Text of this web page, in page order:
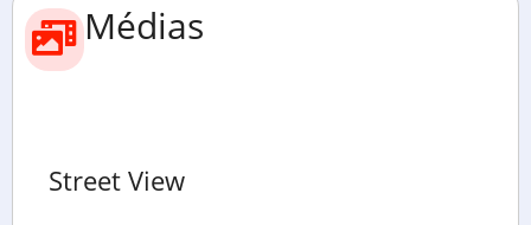
Médias
Street View